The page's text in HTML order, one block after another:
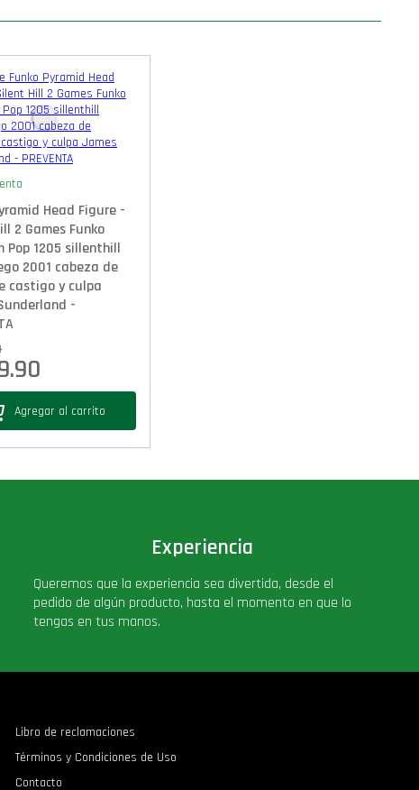
Head Figure -
2 Games Funko
Pop 1205 sillenthill
2001 cabeza de
castigo y culpa
-
Agregar al carrito
Experiencia
Queremos que la experiencia sea divertida, desde el
pedido de algún producto, hasta el momento en que lo
tengas en tus manos.
Libro de reclamaciones
Términos y Condiciones de Uso
Contacto